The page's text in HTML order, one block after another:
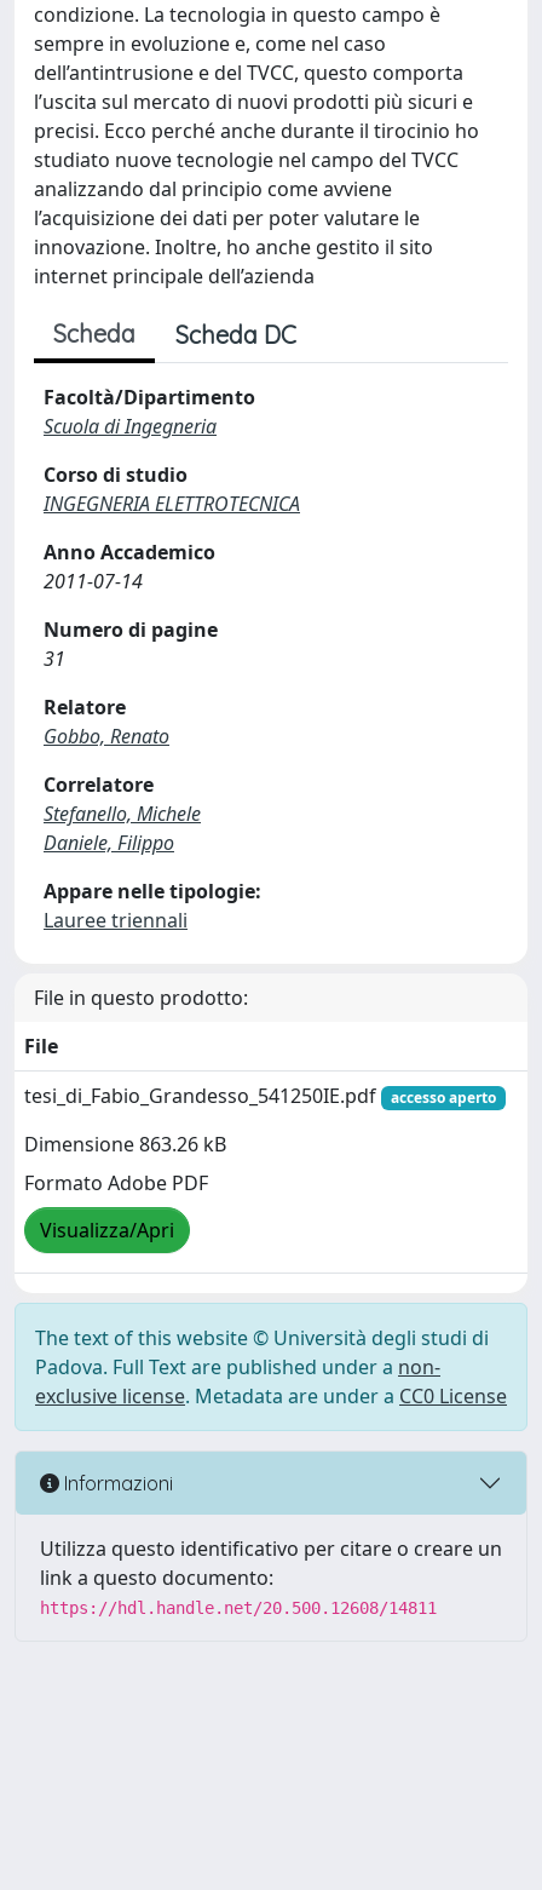
condizione. La tecnologia in questo campo è
sempre in evoluzione e, come nel caso
dell’antintrusione e del TVCC, questo comporta
l’uscita sul mercato di nuovi prodotti più sicuri e
precisi. Ecco perché anche durante il tirocinio ho
studiato nuove tecnologie nel campo del TVCC
analizzando dal principio come avviene
l’acquisizione dei dati per poter valutare le
innovazione. Inoltre, ho anche gestito il sito
internet principale dell’azienda
Scheda Scheda DC
Facoltà/Dipartimento
Scuola di Ingegneria
Corso di studio
INGEGNERIA ELETTROTECNICA
Anno Accademico
2011-07-14
Numero di pagine
31
Relatore
Gobbo, Renato
Correlatore
Stefanello, Michele
Daniele, Filippo
Appare nelle tipologie:
Lauree triennali
File in questo prodotto:
File
tesi_di_Fabio_Grandesso_541250IE.pdf
accesso aperto
Dimensione 863.26 kB
Formato Adobe PDF
Visualizza/Apri
The text of this website © Università degli studi di
Padova. Full Text are published under a non-
exclusive license. Metadata are under a CC0 License
Informazioni
Utilizza questo identificativo per citare o creare un
link a questo documento:
https://hdl.handle.net/20.500.12608/14811